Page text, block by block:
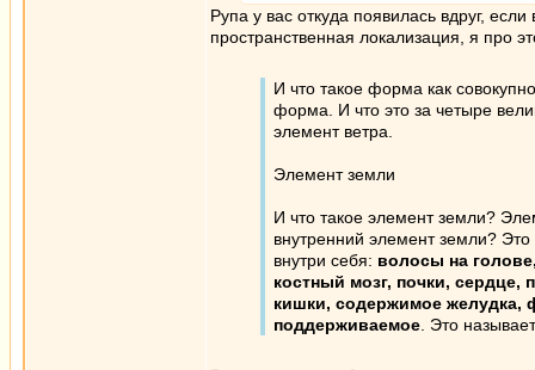
Рупа у вас откуда появилась вдруг,
пространственная локализация, я про
И что такое форма как
форма. И что это за четыре
элемент ветра.
Элемент земли
И что такое элемент земли?
внутренний элемент земли?
внутри себя: волосы на
костный мозг, почки, сердце,
кишки, содержимое желудка,
поддерживаемое . Это